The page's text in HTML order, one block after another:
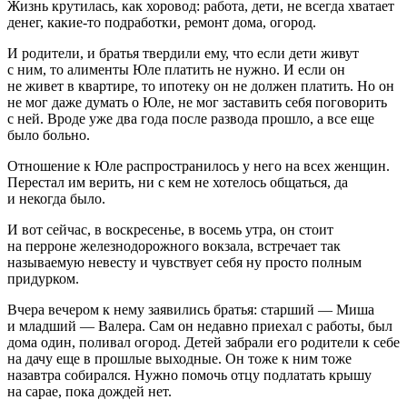
Жизнь крутилась, как хоровод: работа, дети, не всегда хватает
денег, какие-то подработки, ремонт дома, огород.
И родители, и братья твердили ему, что если дети живут
с ним, то алименты Юле платить не нужно. И если он
не живет в квартире, то ипотеку он не должен платить. Но он
не мог даже думать о Юле, не мог заставить себя поговорить
с ней. Вроде уже два года после развода прошло, а все еще
было больно.
Отношение к Юле распространилось у него на всех женщин.
Перестал им верить, ни с кем не хотелось общаться, да
и некогда было.
И вот сейчас, в воскресенье, в восемь утра, он стоит
на перроне железнодорожного вокзала, встречает так
называемую невесту и чувствует себя ну просто полным
придурком.
Вчера вечером к нему заявились братья: старший — Миша
и младший — Валера. Сам он недавно приехал с работы, был
дома один, поливал огород. Детей забрали его родители к себе
на дачу еще в прошлые выходные. Он тоже к ним тоже
назавтра собирался. Нужно помочь отцу подлатать крышу
на сарае, пока дождей нет.